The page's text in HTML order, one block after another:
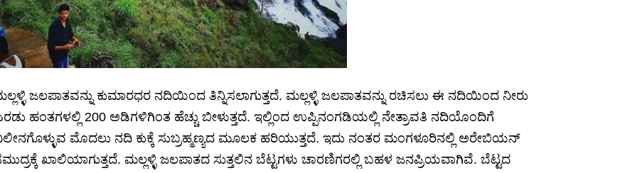
ಜಲಪಾತವನ್ನು ಕುಮಾರಧರ ನದಿಯಿಂದ ತಿನ್ನಿಸಲಾಗುತ್ತದೆ. ಮಲ್ಲಳ್ಳಿ ಜಲಪಾತವನ್ನು ರಚಿಸಲು ಈ ನದಿಯಿಂದ ನೀರು
ಹಂತಗಳಲ್ಲಿ 200 ಅಡಿಗಳಿಗಿಂತ ಹೆಚ್ಚು ಬೀಳುತ್ತದೆ. ಇಲ್ಲಿಂದ ಉಪ್ಪಿನಂಗಡಿಯಲ್ಲಿ ನೇತ್ರಾವತಿ ನದಿಯೊಂದಿಗೆ
ಮೊದಲು ನದಿ ಕುಕ್ಕೆ ಸುಬ್ರಹ್ಮಣ್ಯದ ಮೂಲಕ ಹರಿಯುತ್ತದೆ. ಇದು ನಂತರ ಮಂಗಳೂರಿನಲ್ಲಿ ಅರೇಬಿಯನ್
ಖಾಲಿಯಾಗುತ್ತದೆ. ಮಲ್ಲಳ್ಳಿ ಜಲಪಾತದ ಸುತ್ತಲಿನ ಬೆಟ್ಟಗಳು ಚಾರಣಿಗರಲ್ಲಿ ಬಹಳ ಜನಪ್ರಿಯವಾಗಿವೆ. ಬೆಟ್ಟದ